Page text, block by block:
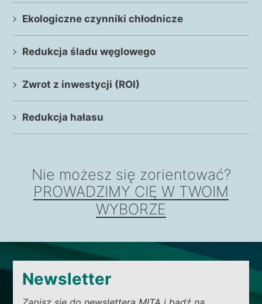
Ekologiczne czynniki chłodnicze
Redukcja śladu węglowego
Zwrot z inwestycji (ROI)
Redukcja hałasu
Nie możesz się zorientować?
PROWADZIMY CIĘ W TWOIM
WYBORZE
Newsletter